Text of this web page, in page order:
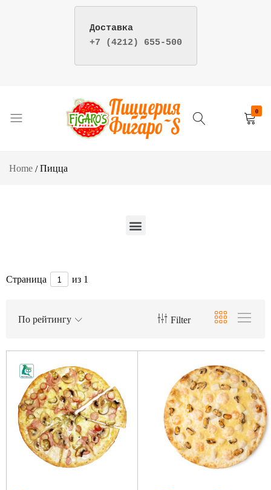
Доставка
+7 (4212) 655-500
–
доставка
0
Home Пицца
Страница из 1
Filter
По рейтингу